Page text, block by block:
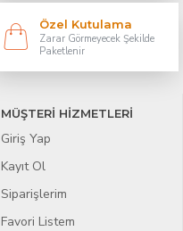
Özel Kutulama
Zarar Görmeyecek Şekilde
Paketlenir
MÜŞTERİ HİZMETLERİ
Giriş Yap
Kayıt Ol
Siparişlerim
Favori Listem